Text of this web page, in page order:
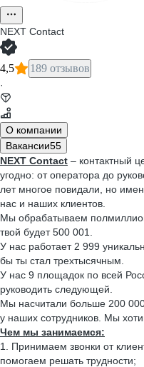
NEXT Contact
4,5 189 отзывов
·
О компании
Вакансии55
NEXT Contact – контактный
угодно: от оператора до
лет многое повидали, но
нас и наших клиентов.
Мы обрабатываем
твой будет 500 001.
У нас работает 2 999
бы ты стал трехтысячным.
У нас 9 площадок по всей
руководить следующей.
Мы насчитали больше 200
у наших сотрудников. Мы
Чем мы занимаемся:
1. Принимаем звонки от
помогаем решать трудности;